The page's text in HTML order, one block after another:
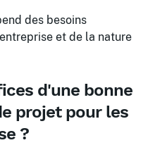
des besoins
et de la nature
d'une bonne
projet pour les
?